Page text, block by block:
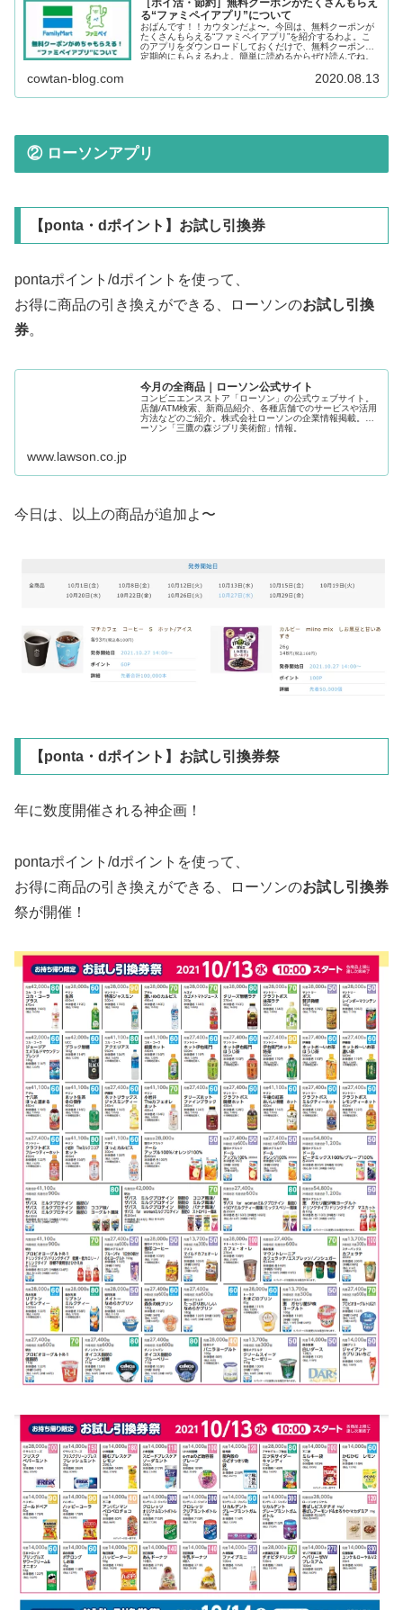
［ポイ活・節約］無料クーポンがたくさんもらえ
る“ファミペイアプリ”について
おばんです！！カウタンだよ〜。今回は、無料クーポンが
たくさんもらえる“ファミペイアプリ”を紹介するわよ。こ
のアプリをダウンロードしておくだけで、無料クーポンが
定期的にもらえるわよ。簡単に読めるからぜひ読んでね。
cowtan-blog.com 2020.08.13
② ローソンアプリ
【ponta・dポイント】お試し引換券
pontaポイント/dポイントを使って、
お得に商品の引き換えができる、ローソンのお試し引換
券。
今月の全商品｜ローソン公式サイト
コンビニエンスストア「ローソン」の公式ウェブサイト。
店舗/ATM検索、新商品紹介、各種店舗でのサービスや活用
方法などのご紹介。株式会社ローソンの企業情報掲載。ロ
ーソン「三鷹の森ジブリ美術館」情報。
www.lawson.co.jp
今日は、以上の商品が追加よ〜
【ponta・dポイント】お試し引換券祭
年に数度開催される神企画！
pontaポイント/dポイントを使って、
お得に商品の引き換えができる、ローソンのお試し引換券
祭が開催！